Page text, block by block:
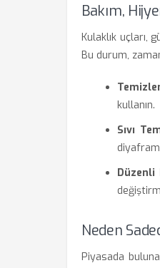
Bakım,
Kulaklık uçları,
Bu durum,
kullanın.
Sıvı
Düzenli
Neden
Piyasada